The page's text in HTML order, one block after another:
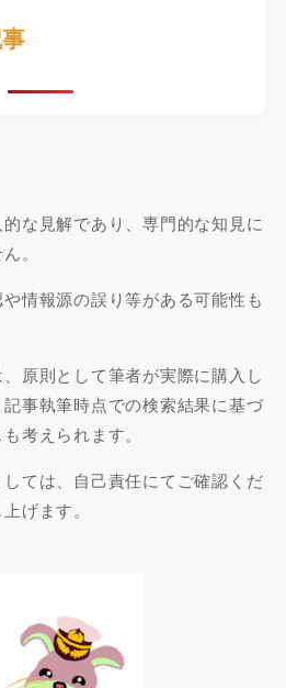
な見解であり、専門的な知見に
。
情報源の誤り等がある可能性も
原則として筆者が実際に購入し
事執筆時点での検索結果に基づ
考えられます。
ては、自己責任にてご確認くだ
げます。